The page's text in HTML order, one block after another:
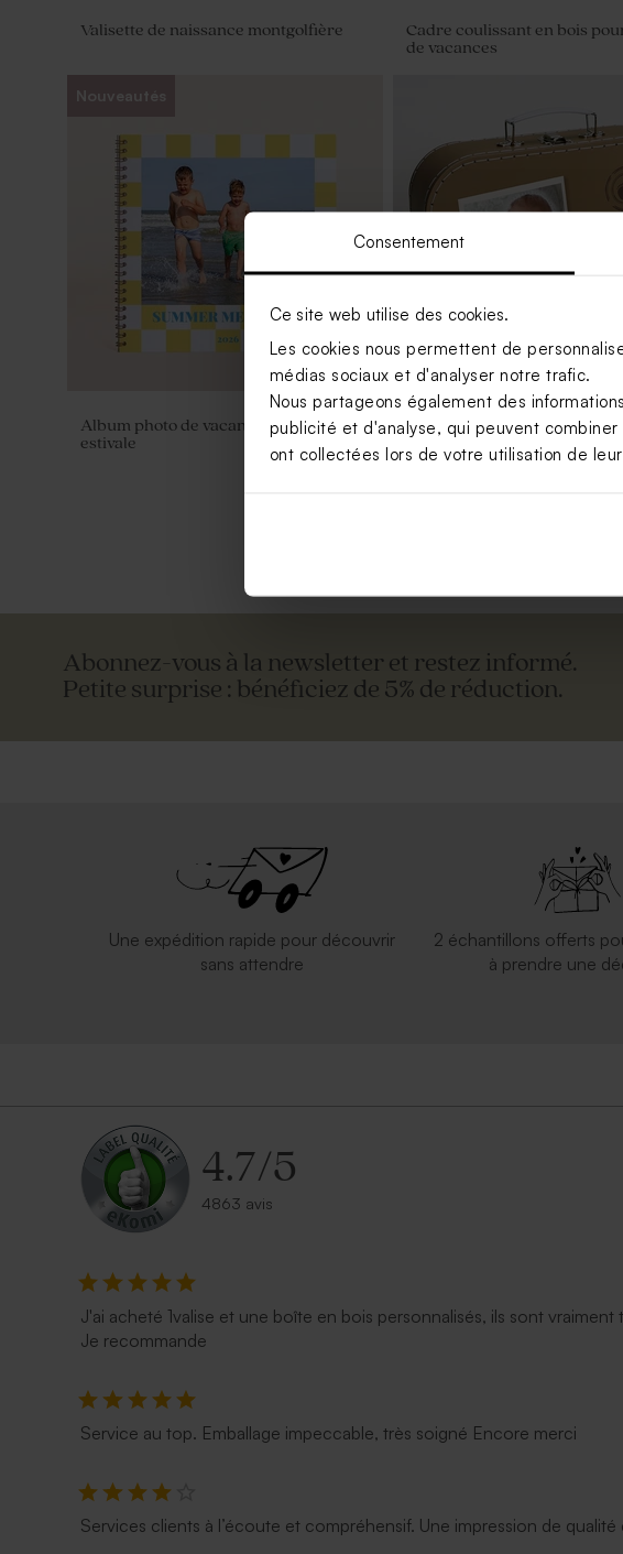
Consentement
Ce site web utilise des cookies.
Les cookies nous permettent de
médias sociaux et d'analyser notre trafic.
Nous partageons également des
publicité et d'analyse, qui peuvent
ont collectées lors de votre utilisation de
Valisette de naissance montgolfière
Cadre coulissant en bois
de vacances
Nouveautés
Album photo de vacances couleur
estivale
Valisette passeport avec
Valisette personnalisable Valisette carte du monde
Abonnez-vous à la newsletter et restez informé.
Petite surprise : bénéficiez de 5% de réduction.
Une expédition rapide pour découvrir
sans attendre
2 échantillons offerts
à prendre une
4.7/5
4863 avis
J'ai acheté 1valise et une boîte en bois personnalisés, ils sont
Je recommande
Service au top. Emballage impeccable, très soigné Encore merci
Services clients à l’écoute et compréhensif. Une impression de qualité